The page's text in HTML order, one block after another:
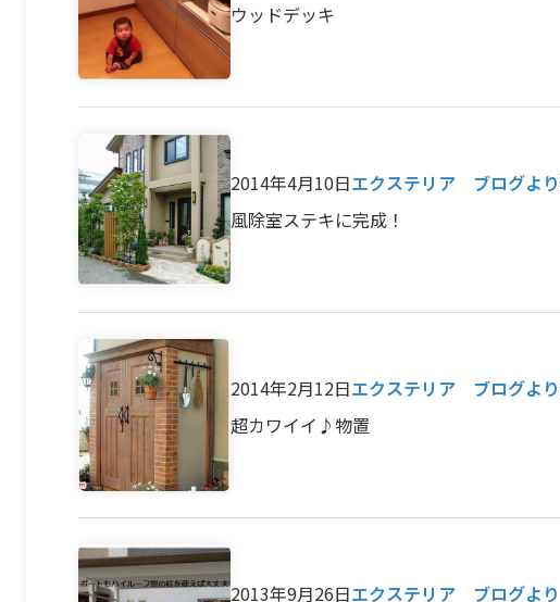
ウッドデッキ
2014年4月10日エクステリア ブログより
風除室ステキに完成！
2014年2月12日エクステリア ブログより
超カワイイ♪物置
2013年9月26日エクステリア ブログより